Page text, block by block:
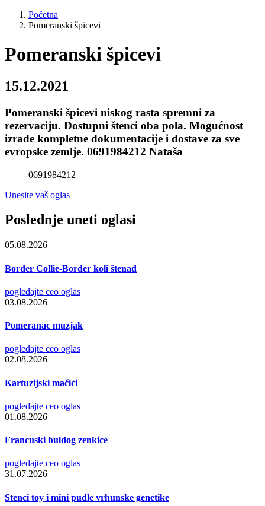
Početna
Pomeranski špicevi
Pomeranski špicevi
15.12.2021
Pomeranski špicevi niskog rasta spremni za
rezervaciju. Dostupni štenci oba pola. Mogućnost
izrade kompletne dokumentacije i dostave za sve
evropske zemlje. 0691984212 Nataša
0691984212
Unesite vaš oglas
Poslednje uneti oglasi
05.08.2026
Border Collie-Border koli štenad
pogledajte ceo oglas
03.08.2026
Pomeranac muzjak
pogledajte ceo oglas
02.08.2026
Kartuzijski mačići
pogledajte ceo oglas
01.08.2026
Francuski buldog zenkice
pogledajte ceo oglas
31.07.2026
Stenci toy i mini pudle vrhunske genetike